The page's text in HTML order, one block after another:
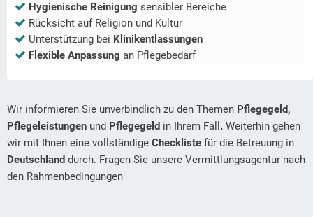
Hygienische Reinigung sensibler Bereiche
Rücksicht auf Religion und Kultur
Unterstützung bei Klinikentlassungen
Flexible Anpassung an Pflegebedarf
Wir informieren Sie unverbindlich zu den Themen Pflegegeld,
Pflegeleistungen und Pflegegeld in Ihrem Fall . Weiterhin gehen
wir mit Ihnen eine vollständige Checkliste für die Betreuung in
Deutschland durch. Fragen Sie unsere Vermittlungsagentur nach
den Rahmenbedingungen